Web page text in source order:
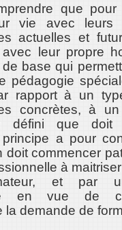
que
vie avec leurs
actuelles et
leur propre
base qui
pédagogie
rapport à un
concrètes, à
défini que doit
a pour
doit commencer
à
et par
en vue de
la demande de